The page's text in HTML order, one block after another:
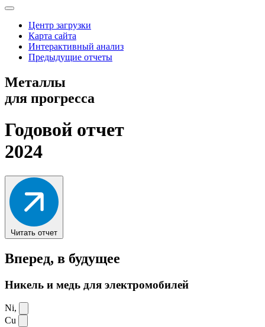
Центр загрузки
Карта сайта
Интерактивный анализ
Предыдущие отчеты
Металлы
для прогресса
Годовой отчет
2024
Читать отчет
Вперед, в будущее
Никель и медь для электромобилей
Ni,
Cu